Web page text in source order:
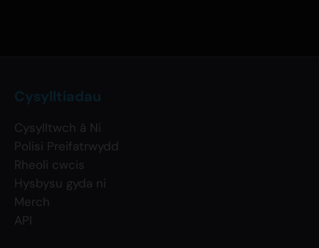
Cysylltiadau
Cysylltwch â Ni
Polisi Preifatrwydd
Rheoli cwcis
Hysbysu gyda ni
Merch
API